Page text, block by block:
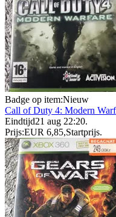
Badge op item:Nieuw
Call of Duty 4: Modern
Eindtijd21 aug 22:20.
Prijs:EUR 6,85,Startprijs.